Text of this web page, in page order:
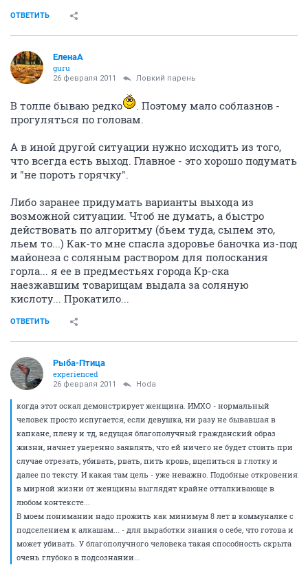
ОТВЕТИТЬ
ЕленаА
guru
26 февраля 2011 Ловкий парень
В толпе бываю редко
. Поэтому мало соблазнов -
прогуляться по головам.
А в иной другой ситуации нужно исходить из того,
что всегда есть выход. Главное - это хорошо подумать
и "не пороть горячку".
Либо заранее придумать варианты выхода из
возможной ситуации. Чтоб не думать, а быстро
действовать по алгоритму (бьем туда, сыпем это,
льем то...) Как-то мне спасла здоровье баночка из-под
майонеза с соляным раствором для полоскания
горла... я ее в предместьях города Кр-ска
наезжавшим товарищам выдала за соляную
кислоту... Прокатило...
ОТВЕТИТЬ
Рыба-Птица
experienced
26 февраля 2011 Hoda
когда этот оскал демонстрирует женщина. ИМХО - нормальный
человек просто испугается, если девушка, ни разу не бывавшая в
капкане, плену и тд, ведущая благополучный гражданский образ
жизни, начнет уверенно заявлять, что ей ничего не будет стоить при
случае отрезать, убивать, рвать, пить кровь, вцепиться в глотку и
далее по тексту. И какая там цель - уже неважно. Подобные откровения
в мирной жизни от женщины выглядят крайне отталкивающе в
любом контексте...
В моем понимании надо прожить как минимум 8 лет в коммуналке с
подселением к алкашам... - для выработки знания о себе, что готова и
может убивать. У благополучного человека такая способность скрыта
очень глубоко в подсознании...